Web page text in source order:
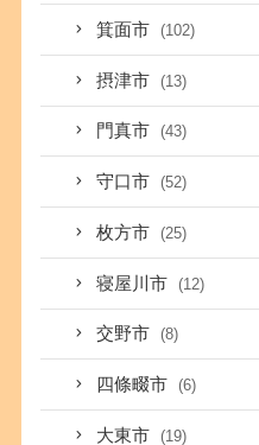
箕面市 (102)
摂津市 (13)
門真市 (43)
守口市 (52)
枚方市 (25)
寝屋川市 (12)
交野市 (8)
四條畷市 (6)
大東市 (19)